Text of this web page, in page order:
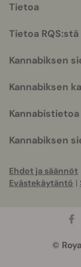
info
Tietoa
Tietoa RQS:stä
Kannabiksen
Kannabiksen
Kannabistietoa
Kannabiksen
Ehdot ja säännöt
Evästekäytäntö |
©